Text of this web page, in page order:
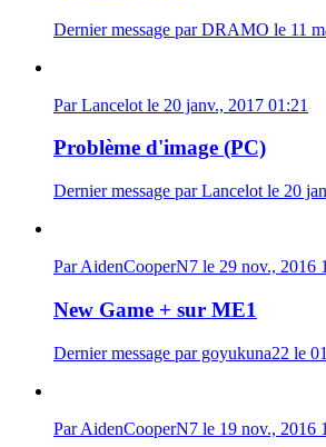
Dernier message par DRAMO le 11
Par Lancelot le 20 janv., 2017 01:21
Problème d'image (PC)
Dernier message par Lancelot le 20
Par AidenCooperN7 le 29 nov., 2016
New Game + sur ME1
Dernier message par goyukuna22 le
Par AidenCooperN7 le 19 nov., 2016